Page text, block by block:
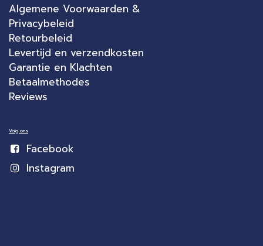
Algemene Voorwaarden &
Privacybeleid
Retourbeleid
Levertijd en verzendkosten
Garantie en Klachten
Betaalmethodes
Reviews
Volg ons
Facebook
Instagram